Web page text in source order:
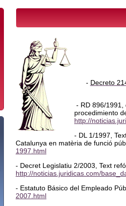
- Decreto
- RD 896/1991,
procedimiento
http://
- DL 1/1997,
Catalunya en matèria de funció
1997.html
- Decret Legislatiu 2/2003, Text
http://noticias.juridicas.com/
- Estatuto Básico del Empleado
2007.html